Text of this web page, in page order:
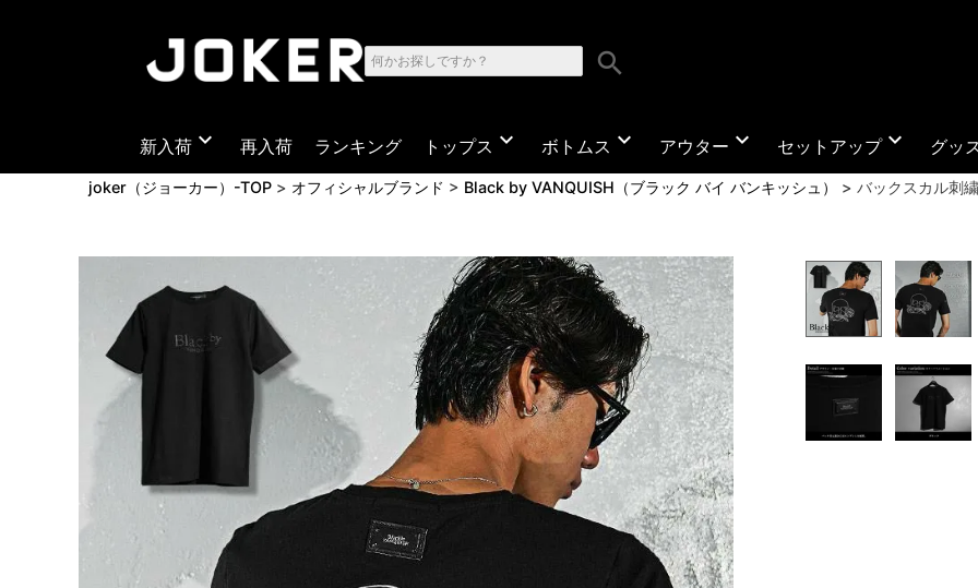
search
新入荷 expand_more 再入荷 ランキング トップス expand_more ボトムス expand_more アウター expand_more セットアップexpand_more グッ
joker（ジョーカー）-TOP オフィシャルブランド Black by VANQUISH（ブラック バイ バンキッシュ） バックスカル刺